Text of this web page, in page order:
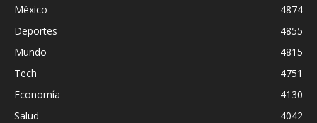
México
4874
Deportes
4855
Mundo
4815
Tech
4751
Economía
4130
Salud
4042